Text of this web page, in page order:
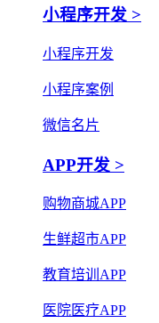
小程序开发 >
小程序开发
小程序案例
微信名片
APP开发 >
购物商城APP
生鲜超市APP
教育培训APP
医院医疗APP